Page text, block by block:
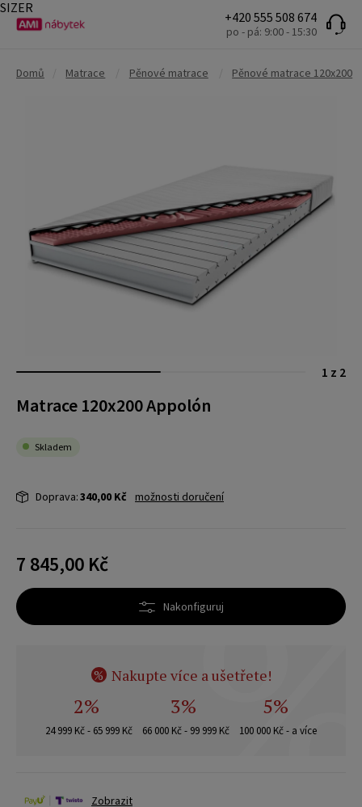
+420 555 508 674
po - pá: 9:00 - 15:30
Domů Matrace Pěnové matrace Pěnové matrace 120x200
1 z 2
Matrace 120x200 Appolón
Skladem
Doprava:340,00 Kč možnosti doručení
7 845,00 Kč
Nakonfiguruj
% Nakupte více a ušetřete!
2%
24 999 Kč - 65 999 Kč
3%
66 000 Kč - 99 999 Kč
5%
100 000 Kč - a více
Zobrazit
SIZER